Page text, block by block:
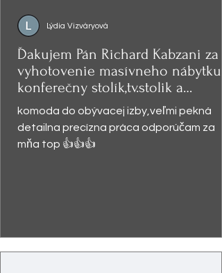
Ďakujem Pán Richard Kabzani za
vyhotovenie masívneho nábytku -
konferečny stolík,tv.stolik a
presklená
komoda do obývacej izby,veľmi pekná
detailna precízna práca odporúčam za
mňa top 👍👍👍
Lýdia Vizváryová